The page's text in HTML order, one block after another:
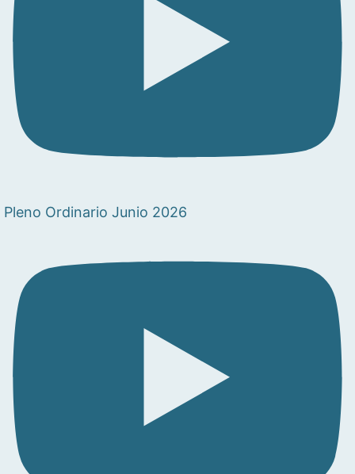
Pleno Ordinario Junio 2026